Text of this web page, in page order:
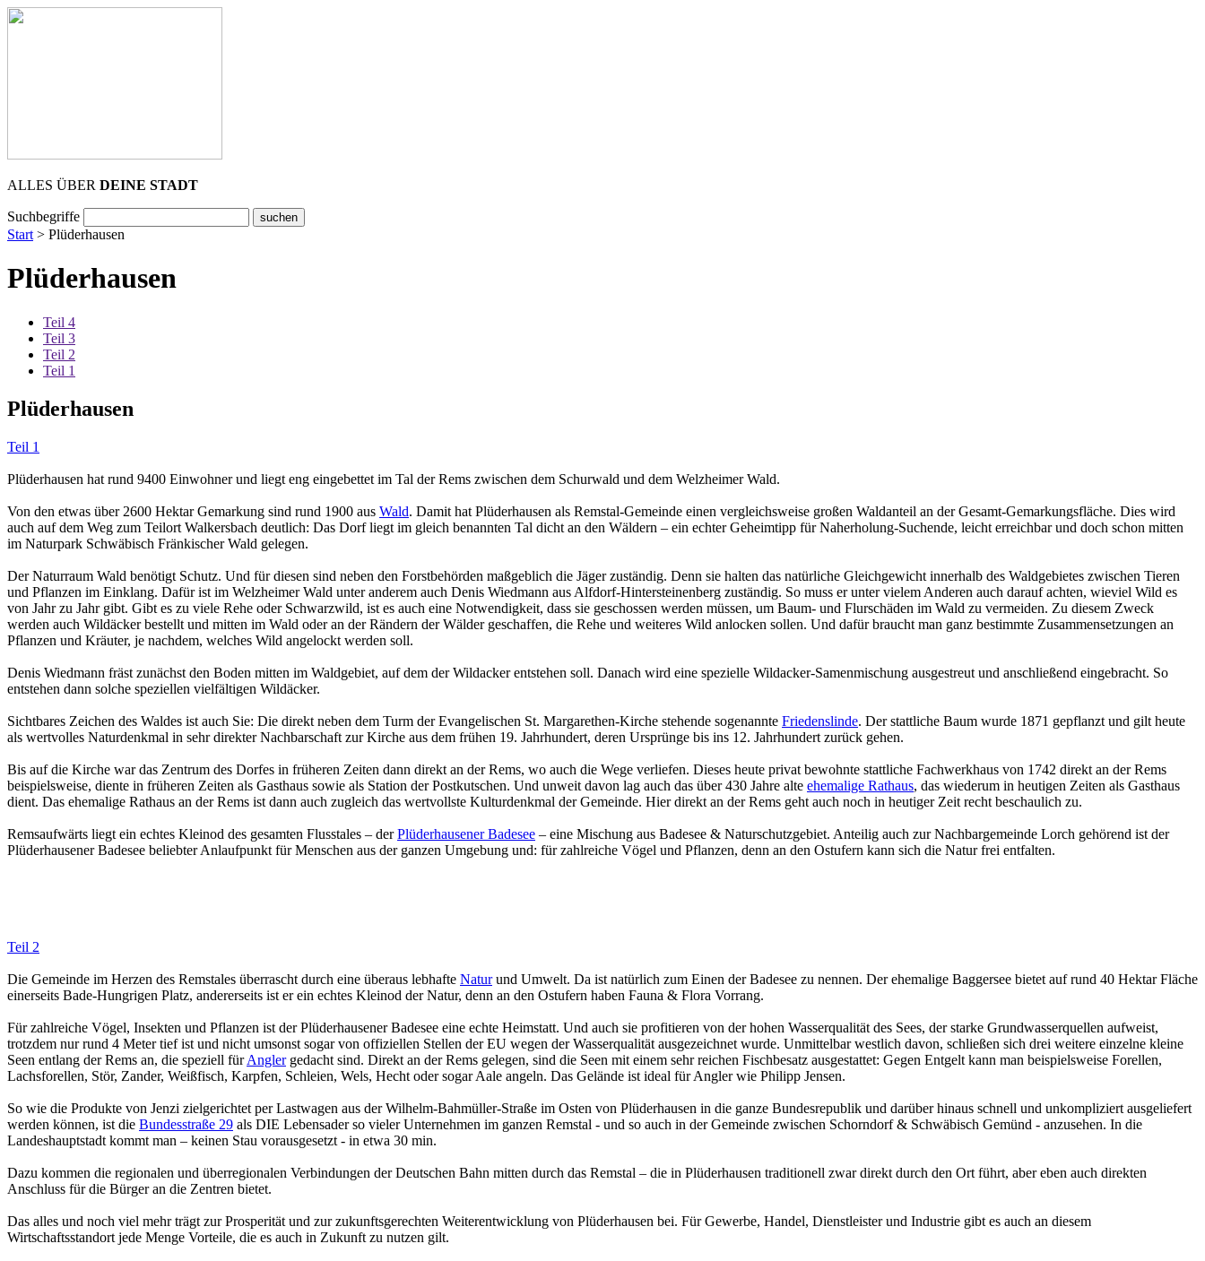
ALLES ÜBER DEINE STADT
Suchbegriffe
Start > Plüderhausen
Plüderhausen
Teil 4
Teil 3
Teil 2
Teil 1
Plüderhausen
Teil 1
Plüderhausen hat rund 9400 Einwohner und liegt eng eingebettet im Tal der Rems zwischen dem Schurwald und dem Welzheimer Wald.
Von den etwas über 2600 Hektar Gemarkung sind rund 1900 aus Wald. Damit hat Plüderhausen als Remstal-Gemeinde einen vergleichsweise großen Waldanteil an der Gesamt-Gemarkungsfläche. Dies wird
auch auf dem Weg zum Teilort Walkersbach deutlich: Das Dorf liegt im gleich benannten Tal dicht an den Wäldern – ein echter Geheimtipp für Naherholung-Suchende, leicht erreichbar und doch schon mitten
im Naturpark Schwäbisch Fränkischer Wald gelegen.
Der Naturraum Wald benötigt Schutz. Und für diesen sind neben den Forstbehörden maßgeblich die Jäger zuständig. Denn sie halten das natürliche Gleichgewicht innerhalb des Waldgebietes zwischen Tieren
und Pflanzen im Einklang. Dafür ist im Welzheimer Wald unter anderem auch Denis Wiedmann aus Alfdorf-Hintersteinenberg zuständig. So muss er unter vielem Anderen auch darauf achten, wieviel Wild es
von Jahr zu Jahr gibt. Gibt es zu viele Rehe oder Schwarzwild, ist es auch eine Notwendigkeit, dass sie geschossen werden müssen, um Baum- und Flurschäden im Wald zu vermeiden. Zu diesem Zweck
werden auch Wildäcker bestellt und mitten im Wald oder an der Rändern der Wälder geschaffen, die Rehe und weiteres Wild anlocken sollen. Und dafür braucht man ganz bestimmte Zusammensetzungen an
Pflanzen und Kräuter, je nachdem, welches Wild angelockt werden soll.
Denis Wiedmann fräst zunächst den Boden mitten im Waldgebiet, auf dem der Wildacker entstehen soll. Danach wird eine spezielle Wildacker-Samenmischung ausgestreut und anschließend eingebracht. So
entstehen dann solche speziellen vielfältigen Wildäcker.
Sichtbares Zeichen des Waldes ist auch Sie: Die direkt neben dem Turm der Evangelischen St. Margarethen-Kirche stehende sogenannte Friedenslinde. Der stattliche Baum wurde 1871 gepflanzt und gilt heute
als wertvolles Naturdenkmal in sehr direkter Nachbarschaft zur Kirche aus dem frühen 19. Jahrhundert, deren Ursprünge bis ins 12. Jahrhundert zurück gehen.
Bis auf die Kirche war das Zentrum des Dorfes in früheren Zeiten dann direkt an der Rems, wo auch die Wege verliefen. Dieses heute privat bewohnte stattliche Fachwerkhaus von 1742 direkt an der Rems
beispielsweise, diente in früheren Zeiten als Gasthaus sowie als Station der Postkutschen. Und unweit davon lag auch das über 430 Jahre alte ehemalige Rathaus, das wiederum in heutigen Zeiten als Gasthaus
dient. Das ehemalige Rathaus an der Rems ist dann auch zugleich das wertvollste Kulturdenkmal der Gemeinde. Hier direkt an der Rems geht auch noch in heutiger Zeit recht beschaulich zu.
Remsaufwärts liegt ein echtes Kleinod des gesamten Flusstales – derPlüderhausener Badesee – eine Mischung aus Badesee & Naturschutzgebiet. Anteilig auch zur Nachbargemeinde Lorch gehörend ist der
Plüderhausener Badesee beliebter Anlaufpunkt für Menschen aus der ganzen Umgebung und: für zahlreiche Vögel und Pflanzen, denn an den Ostufern kann sich die Natur frei entfalten.
Teil 2
Die Gemeinde im Herzen des Remstales überrascht durch eine überaus lebhafte Naturund Umwelt. Da ist natürlich zum Einen der Badesee zu nennen. Der ehemalige Baggersee bietet auf rund 40 Hektar Fläche
einerseits Bade-Hungrigen Platz, andererseits ist er ein echtes Kleinod der Natur, denn an den Ostufern haben Fauna & Flora Vorrang.
Für zahlreiche Vögel, Insekten und Pflanzen ist der Plüderhausener Badesee eine echte Heimstatt. Und auch sie profitieren von der hohen Wasserqualität des Sees, der starke Grundwasserquellen aufweist,
trotzdem nur rund 4 Meter tief ist und nicht umsonst sogar von offiziellen Stellen der EU wegen der Wasserqualität ausgezeichnet wurde. Unmittelbar westlich davon, schließen sich drei weitere einzelne kleine
Seen entlang der Rems an, die speziell fürAnglergedacht sind. Direkt an der Rems gelegen, sind die Seen mit einem sehr reichen Fischbesatz ausgestattet: Gegen Entgelt kann man beispielsweise Forellen,
Lachsforellen, Stör, Zander, Weißfisch, Karpfen, Schleien, Wels, Hecht oder sogar Aale angeln. Das Gelände ist ideal für Angler wie Philipp Jensen.
So wie die Produkte von Jenzi zielgerichtet per Lastwagen aus der Wilhelm-Bahmüller-Straße im Osten von Plüderhausen in die ganze Bundesrepublik und darüber hinaus schnell und unkompliziert ausgeliefert
werden können, ist die Bundesstraße 29 als DIE Lebensader so vieler Unternehmen im ganzen Remstal - und so auch in der Gemeinde zwischen Schorndorf & Schwäbisch Gemünd - anzusehen. In die
Landeshauptstadt kommt man – keinen Stau vorausgesetzt - in etwa 30 min.
Dazu kommen die regionalen und überregionalen Verbindungen der Deutschen Bahn mitten durch das Remstal – die in Plüderhausen traditionell zwar direkt durch den Ort führt, aber eben auch direkten
Anschluss für die Bürger an die Zentren bietet.
Das alles und noch viel mehr trägt zur Prosperität und zur zukunftsgerechten Weiterentwicklung von Plüderhausen bei. Für Gewerbe, Handel, Dienstleister und Industrie gibt es auch an diesem
Wirtschaftsstandort jede Menge Vorteile, die es auch in Zukunft zu nutzen gilt.